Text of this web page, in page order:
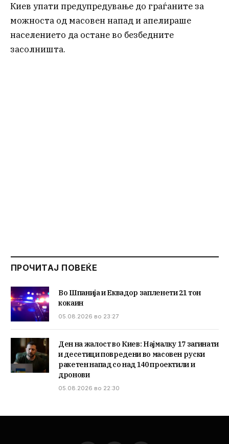
Киев упати предупредување до граѓаните за
можноста од масовен напад и апелираше
населението да остане во безбедните
засолништа.
ПРОЧИТАЈ ПОВЕЌЕ
Во Шпанија и Еквадор запленети 21 тон
кокаин
05.08.2026 во 23:27
Ден на жалост во Киев: Најмалку 17 загинати
и десетици повредени во масовен руски
ракетен напад со над 140 проектили и
дронови
05.08.2026 во 22:30